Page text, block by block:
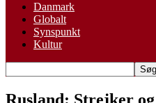
Danmark
Globalt
Synspunkt
Kultur